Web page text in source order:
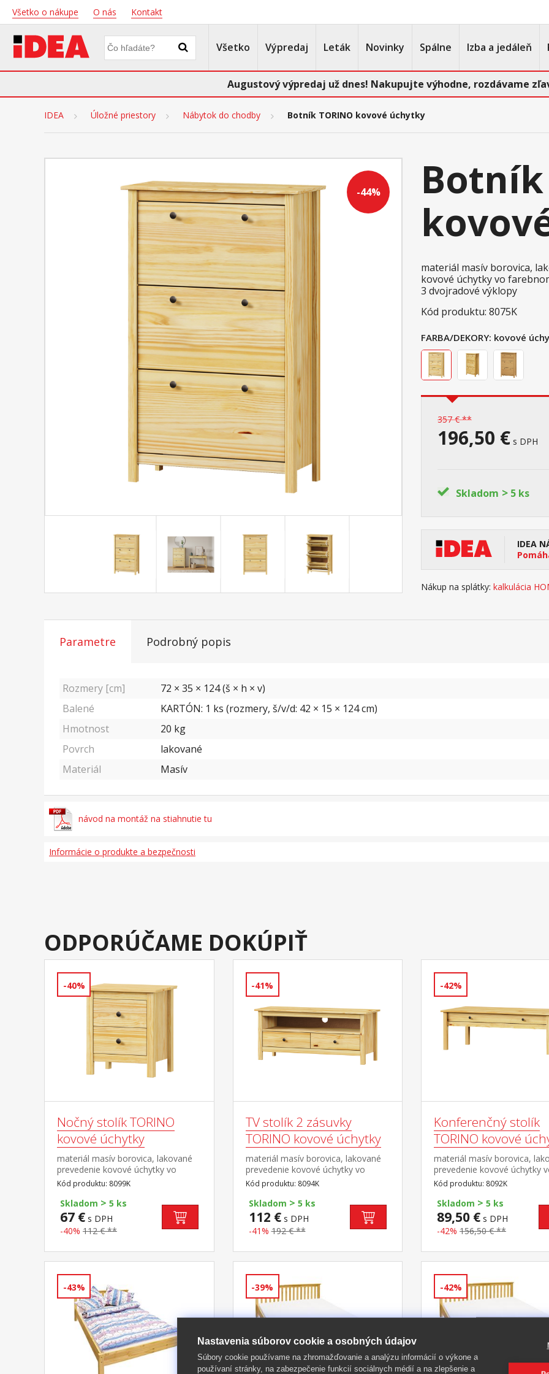
Všetko o nákupe O nás Kontakt
Všetko Výpredaj Leták Novinky Spálne Izba a jedáleň
Augustový výpredaj už dnes! Nakupujte výhodne, rozdávame
IDEA Úložné priestory Nábytok do chodby Botník TORINO kovové úchytky
-44%
Botník
materiál masív borovica,
kovové úchytky vo
3 dvojradové výklopy
Kód produktu: 8075K
FARBA/DEKORY: kovové
357 € **
196,50 € s DPH
Skladom > 5 ks
IDEA
Nákup na splátky: kalkulácia
Parametre Podrobný popis
Rozmery [cm]
72 × 35 × 124 (š × h × v)
Balené
KARTÓN: 1 ks (rozmery, š/v/d: 42 × 15 × 124 cm)
Hmotnost
20 kg
Povrch
lakované
Materiál
Masív
návod na montáž na stiahnutie tu
Informácie o produkte a bezpečnosti
ODPORÚČAME DOKÚPIŤ
-40%
Nočný stolík TORINO
kovové úchytky
materiál masív borovica, lakované
prevedenie kovové úchytky vo
farebnom prevedení černená
mosadz 2 zásuvky s kovovými pojazdmi
Kód produktu: 8099K
Skladom > 5 ks
67 € s DPH
-40% 112 € **
-41%
TV stolík 2 zásuvky
TORINO kovové úchytky
materiál masív borovica, lakované
prevedenie kovové úchytky vo
farebnom prevedení černená
mosadz
2 zásuvky s kovovými pojazdmi, 1
polica
Kód produktu: 8094K
Skladom > 5 ks
112 €s DPH
-41% 192 € **
-42%
Konferenčný stolík
TORINO kovové
materiál masív borovica,
prevedenie kovové úchytky
farebnom prevedení černená
mosadz široká zásuvka s
Kód produktu: 8092K
Skladom > 5 ks
89,50 € s DPH
-42% 156,50 € **
-43% -39% -42%
Nastavenia súborov cookie a osobných údajov
Súbory cookie používame na zhromažďovanie a analýzu informácií o výkone a
používaní stránky, na zabezpečenie funkcií sociálnych médií a na zlepšenie a